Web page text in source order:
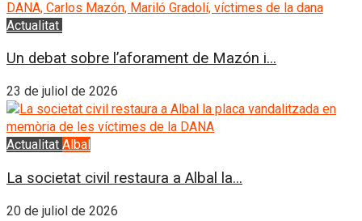
Actualitat
Un debat sobre l’aforament de Mazón i...
23 de juliol de 2026
Actualitat Albal
La societat civil restaura a Albal la...
20 de juliol de 2026